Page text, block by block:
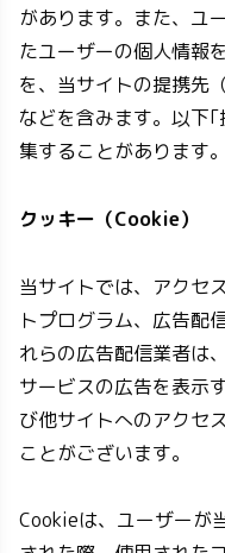
があります。また、ユ
たユーザーの個人情報
を、当サイトの提携先
などを含みます。以下
集することがあります。
クッキー（Cookie）
当サイトでは、アクセ
トプログラム、広告配
れらの広告配信業者は
サービスの広告を表示
び他サイトへのアクセ
ことがございます。
Cookieは、ユーザーが